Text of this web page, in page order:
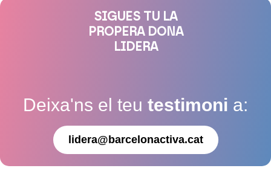
SIGUES TU LA
PROPERA DONA
LIDERA
Deixa'ns el teu testimoni a:
lidera@barcelonactiva.cat